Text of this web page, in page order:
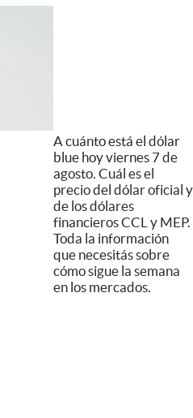
A cuánto está el dólar
blue hoy viernes 7 de
agosto. Cuál es el
precio del dólar oficial y
de los dólares
financieros CCL y MEP.
Toda la información
que necesitás sobre
cómo sigue la semana
en los mercados.